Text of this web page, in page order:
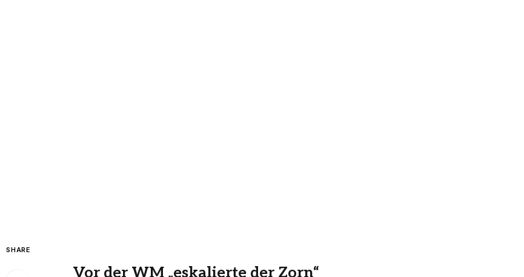
SHARE
Vor der WM „eskalierte der Zorn“